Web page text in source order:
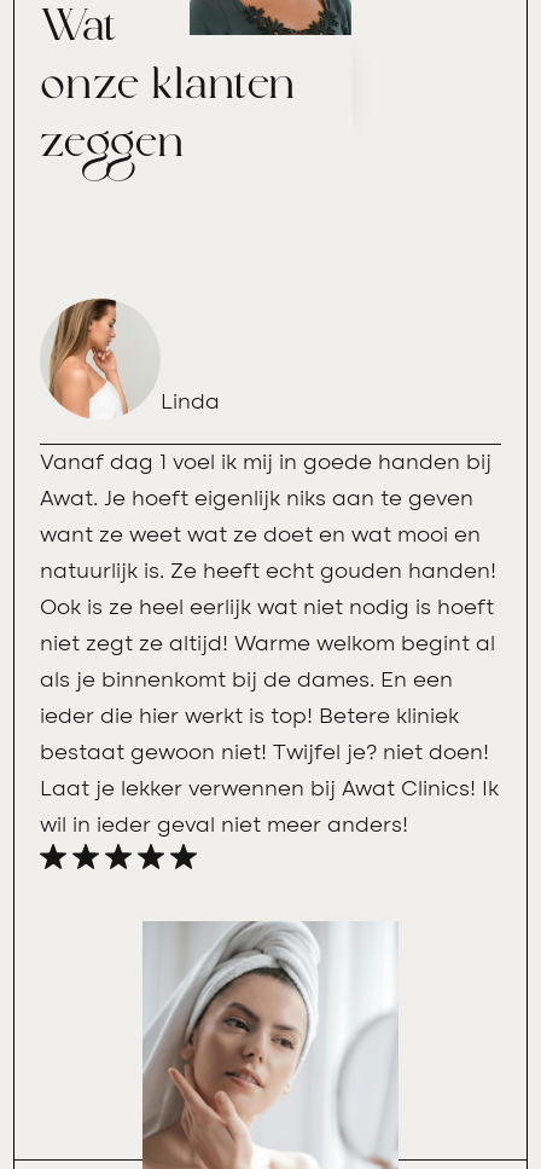
Wat
onze klanten
zeggen
Linda
Vanaf dag 1 voel ik mij in goede handen bij
Awat. Je hoeft eigenlijk niks aan te geven
want ze weet wat ze doet en wat mooi en
natuurlijk is. Ze heeft echt gouden handen!
Ook is ze heel eerlijk wat niet nodig is hoeft
niet zegt ze altijd! Warme welkom begint al
als je binnenkomt bij de dames. En een
ieder die hier werkt is top! Betere kliniek
bestaat gewoon niet! Twijfel je? niet doen!
Laat je lekker verwennen bij Awat Clinics! Ik
wil in ieder geval niet meer anders!